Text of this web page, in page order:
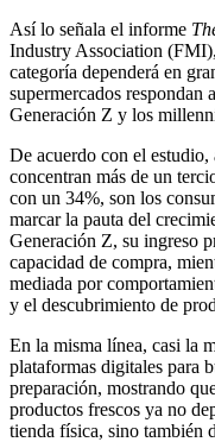
Así lo señala el informe
Industry Association
categoría dependerá en
supermercados respondan
Generación Z y los
De acuerdo con el
concentran más de un
con un 34%, son los
marcar la pauta del
Generación Z, su ingreso
capacidad de compra,
mediada por
y el descubrimiento de
En la misma línea, casi la
plataformas digitales para
preparación, mostrando
productos frescos ya no
tienda física, sino también